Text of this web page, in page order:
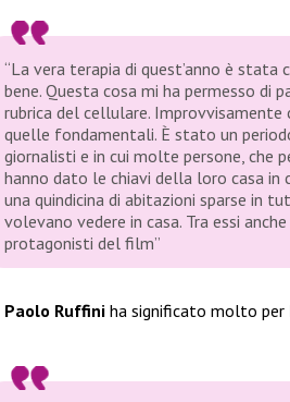
“La vera terapia di quest’anno è stata
bene. Questa cosa mi ha permesso di
rubrica del cellulare. Improvvisamente
quelle fondamentali. È stato un
giornalisti e in cui molte persone, che
hanno dato le chiavi della loro casa in
una quindicina di abitazioni sparse in
volevano vedere in casa. Tra essi
protagonisti del film”
Paolo Ruffini ha significato molto per